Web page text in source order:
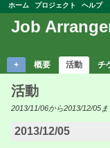
ホーム プロジェクト ヘルプ
Job
+ 概要 活動 チ
活動
2013/11/06から2013/12/05ま
2013/12/05